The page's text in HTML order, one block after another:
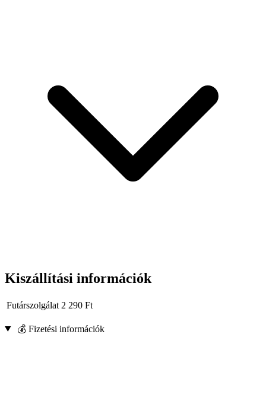
Kiszállítási információk
Futárszolgálat 2 290 Ft
💰 Fizetési információk